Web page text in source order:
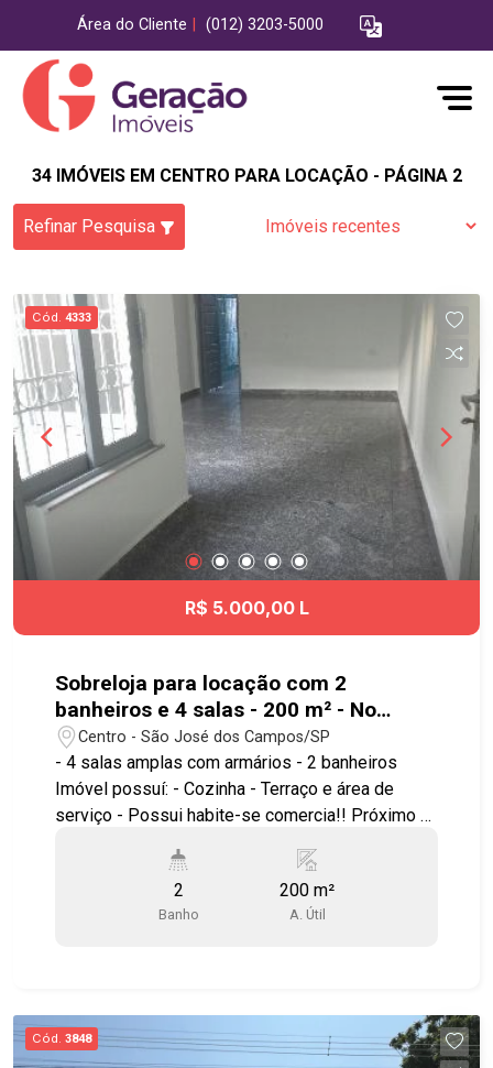
Área do Cliente (012) 3203-5000
34 IMÓVEIS EM CENTRO PARA LOCAÇÃO - PÁGINA 2
Refinar Pesquisa
Cód. 4333
R$ 5.000,00 L
Sobreloja para locação com 2
banheiros e 4 salas - 200 m² - No
bairro Centro - SJC
Centro - São José dos Campos/SP
- 4 salas amplas com armários - 2 banheiros
Imóvel possuí: - Cozinha - Terraço e área de
serviço - Possui habite-se comercia!! Próximo à
Busca, Bar do Coronel, Banhado, lojas comerciais
e amplo comércio local. Conta com fácil acesso
ao Calçadão, Terminal Central e às principais vias
Agende já sua visita!! #imobiliaria
#geraçãimóveis #sobrelojalocação
2
Banho
200 m²
A. Útil
Cód. 3848